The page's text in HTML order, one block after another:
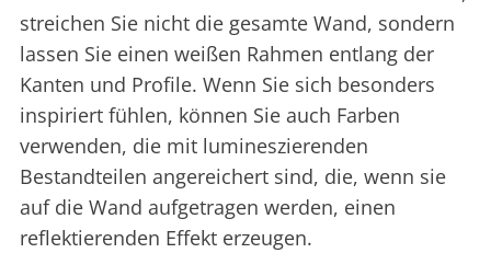
streichen Sie nicht die gesamte Wand, sondern
lassen Sie einen weißen Rahmen entlang der
Kanten und Profile. Wenn Sie sich besonders
inspiriert fühlen, können Sie auch Farben
verwenden, die mit lumineszierenden
Bestandteilen angereichert sind, die, wenn sie
auf die Wand aufgetragen werden, einen
reflektierenden Effekt erzeugen.